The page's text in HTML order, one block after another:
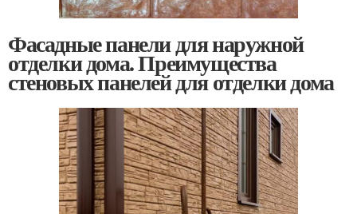
Фасадные панели для наружной
отделки дома. Преимущества
стеновых панелей для отделки дома